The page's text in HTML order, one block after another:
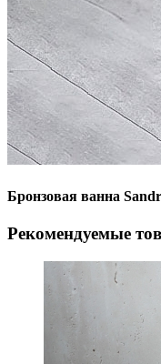
Бронзовая ванна
Рекомендуемые